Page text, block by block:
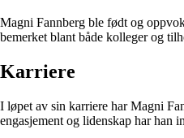
Magni Fannberg ble født og
bemerket blant både kolleger og
Karriere
I løpet av sin karriere har Magni
engasjement og lidenskap har han